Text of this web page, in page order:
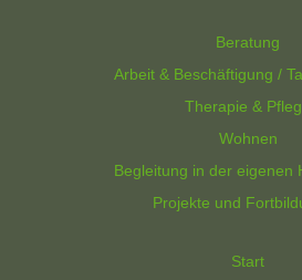
Beratung
Arbeit & Beschäftigung /
Therapie &
Wohnen
Begleitung in der eigenen
Projekte und
Start